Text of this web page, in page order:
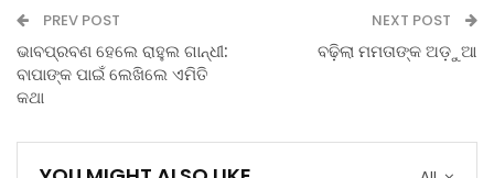
PREV POST
ଭାବପ୍ରବଣ ହେଲେ ରାହୁଲ ଗାନ୍ଧୀ:
ବାପାଙ୍କ ପାଇଁ ଲେଖିଲେ ଏମିତି
କଥା
NEXT POST
ବଢ଼ିଲା ମମତାଙ୍କ ଅଡ଼ୁଆ